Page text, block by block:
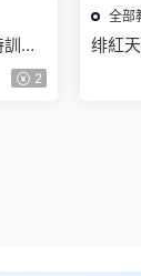
班
2
全部
绯紅